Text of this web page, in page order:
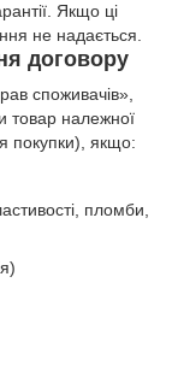
Якщо ці
не надається.
договору
споживачів»,
товар належної
покупки), якщо:
пломби,